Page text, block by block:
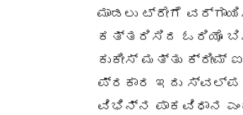
ಮಾಡಲು ಟ್ರೇಗೆ
ಕತ್ತರಿಸಿದ ಓರಿಯೊ
ಕುಕೀಸ್ ಮತ್ತು ಕ್ರೀಮ್
ಪ್ರಕಾರ ಇದು ಸ್ವಲ್ಪ
ವಿಭಿನ್ನ ಪಾಕವಿಧಾನ